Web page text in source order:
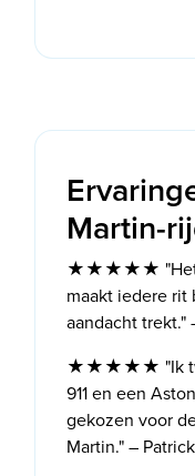
Martin-
★★★★★ "Het
maakt iedere rit
aandacht trekt."
★★★★★ "Ik
911 en een
gekozen voor
Martin." –